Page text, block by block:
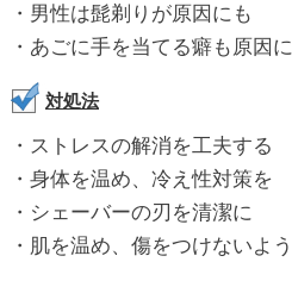
・男性は髭剃りが原因にも
・あごに手を当てる癖も原因に
対処法
・ストレスの解消を工夫する
・身体を温め、冷え性対策を
・シェーバーの刃を清潔に
・肌を温め、傷をつけないよ